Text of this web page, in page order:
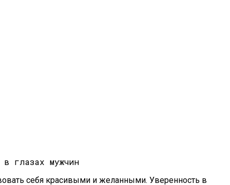
себя красивыми и желанными. Уверенность в